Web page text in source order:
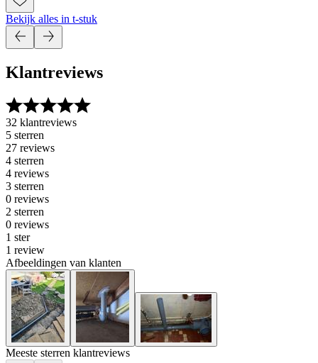
Bekijk alles in t-stuk
Klantreviews
32 klantreviews
5 sterren
27 reviews
4 sterren
4 reviews
3 sterren
0 reviews
2 sterren
0 reviews
1 ster
1 review
Afbeeldingen van klanten
Meeste sterren klantreviews